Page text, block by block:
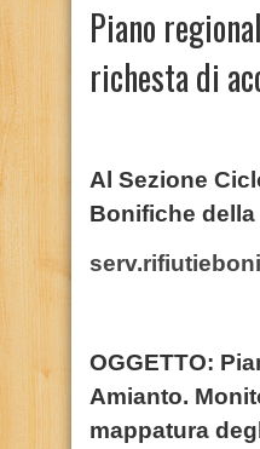
Piano
richesta di
Al Sezione
Bonifiche
OGGETTO:
Amianto.
mappatura